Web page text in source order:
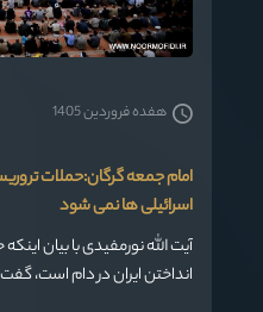
امام جمعه گرگان:حملات
اسرائیلی ها نمی شود
آیت الله نورمفیدی با بیان
انداختن ایران در دام است،
می کند که ما ضعیف نشده ایم
هفده فروردین 1405